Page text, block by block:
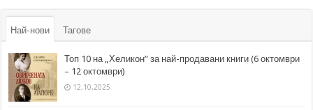
Най-нови Тагове
Топ 10 на „Хеликон” за най-продавани книги (6 октомври
– 12 октомври)
12.10.2025